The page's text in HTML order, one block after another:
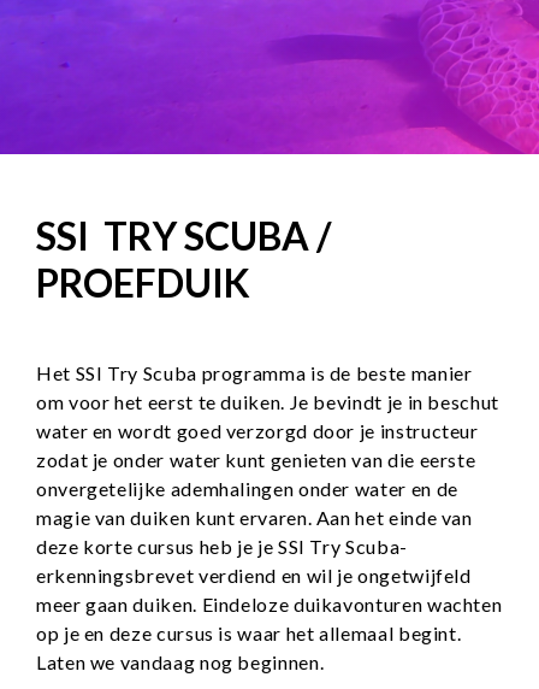
SSI TRY SCUBA /
PROEFDUIK
Het SSI Try Scuba programma is de beste manier
om voor het eerst te duiken. Je bevindt je in beschut
water en wordt goed verzorgd door je instructeur
zodat je onder water kunt genieten van die eerste
onvergetelijke ademhalingen onder water en de
magie van duiken kunt ervaren. Aan het einde van
deze korte cursus heb je je SSI Try Scuba-
erkenningsbrevet verdiend en wil je ongetwijfeld
meer gaan duiken. Eindeloze duikavonturen wachten
op je en deze cursus is waar het allemaal begint.
Laten we vandaag nog beginnen.